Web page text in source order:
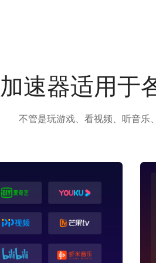
速器适用于
不管是玩游戏、看视频、听音乐